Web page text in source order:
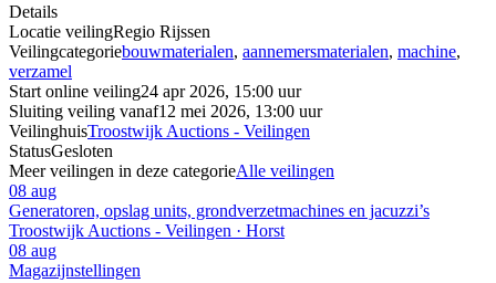
Details
Locatie veilingRegio Rijssen
Veilingcategoriebouwmaterialen, aannemersmaterialen, machine,
verzamel
Start online veiling24 apr 2026, 15:00 uur
Sluiting veiling vanaf12 mei 2026, 13:00 uur
VeilinghuisTroostwijk Auctions - Veilingen
StatusGesloten
Meer veilingen in deze categorieAlle veilingen
08 aug
Generatoren, opslag units, grondverzetmachines en jacuzzi’s
Troostwijk Auctions - Veilingen · Horst
08 aug
Magazijnstellingen